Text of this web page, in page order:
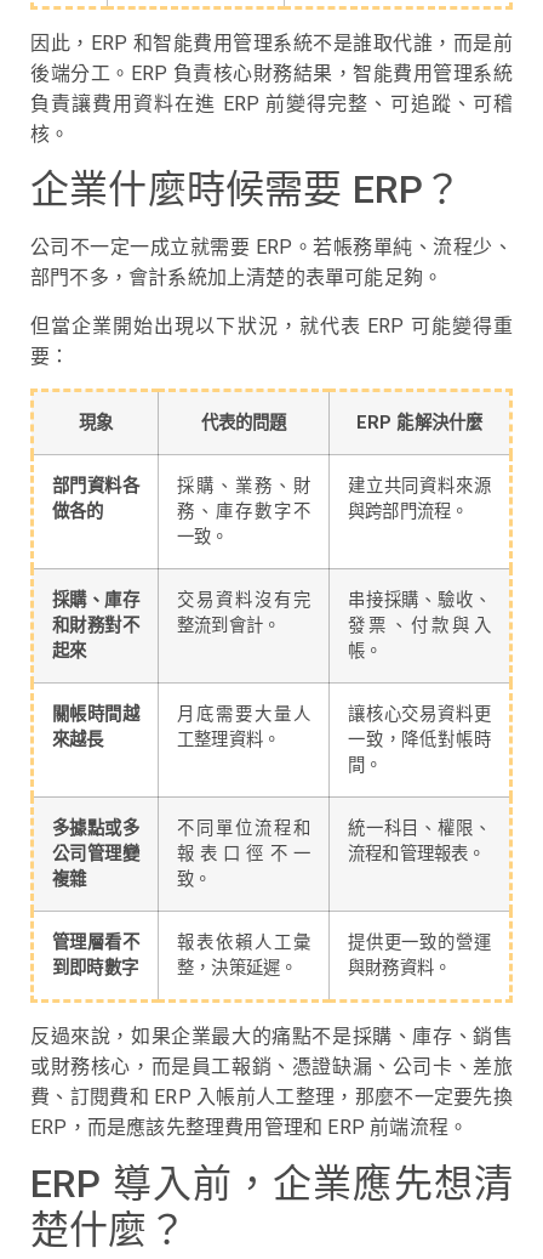
因此，ERP 和智能費用管理系統不是誰取代誰，而是前
後端分工。ERP 負責核心財務結果，智能費用管理系統
負責讓費用資料在進 ERP 前變得完整、可追蹤、可稽
核。
企業什麼時候需要 ERP？
公司不一定一成立就需要 ERP。若帳務單純、流程少、
部門不多，會計系統加上清楚的表單可能足夠。
但當企業開始出現以下狀況，就代表 ERP 可能變得重
要：
現象 代表的問題 ERP 能解決什麼
部門資料各
做各的
採購、業務、財
務、庫存數字不
一致。
建立共同資料來源
與跨部門流程。
採購、庫存
和財務對不
起來
交易資料沒有完
整流到會計。
串接採購、驗收、
發票、付款與入
帳。
關帳時間越
來越長
月底需要大量人
工整理資料。
讓核心交易資料更
一致，降低對帳時
間。
多據點或多
公司管理變
複雜
不同單位流程和
報表口徑不一
致。
統一科目、權限、
流程和管理報表。
管理層看不
到即時數字
報表依賴人工彙
整，決策延遲。
提供更一致的營運
與財務資料。
反過來說，如果企業最大的痛點不是採購、庫存、銷售
或財務核心，而是員工報銷、憑證缺漏、公司卡、差旅
費、訂閱費和 ERP 入帳前人工整理，那麼不一定要先換
ERP，而是應該先整理費用管理和 ERP 前端流程。
ERP 導入前，企業應先想清
楚什麼？